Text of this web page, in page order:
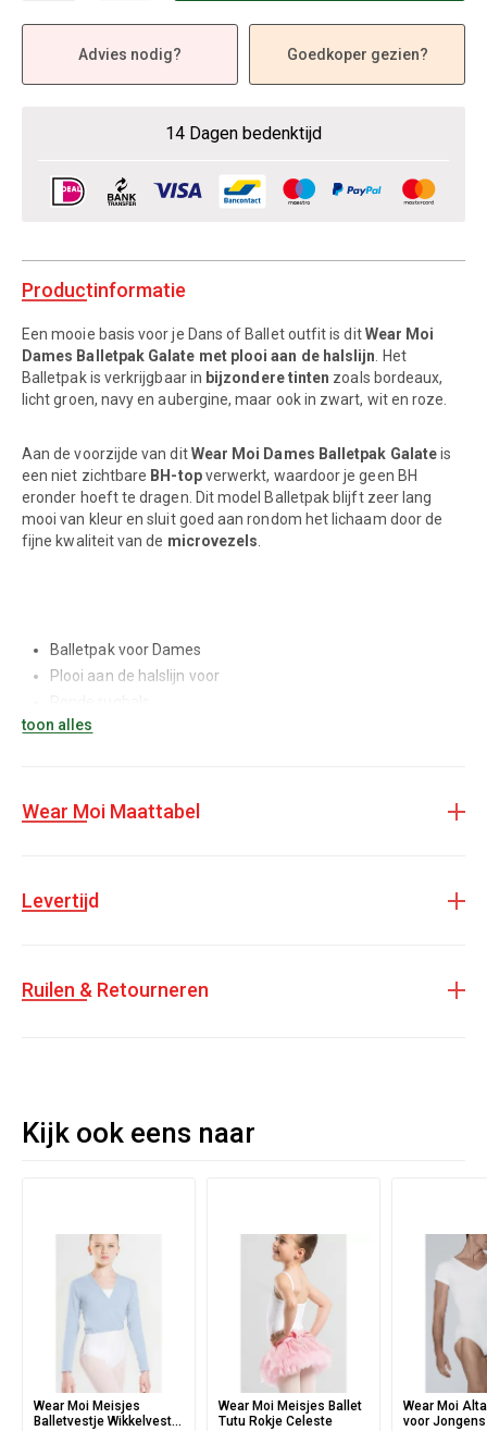
Advies nodig? Goedkoper gezien?
14 Dagen bedenktijd
Productinformatie
Een mooie basis voor je Dans of Ballet outfit is ditWear Moi
Dames Balletpak Galate met plooi aan de halslijn . Het
Balletpak is verkrijgbaar in bijzondere tinten zoals bordeaux,
licht groen, navy en aubergine, maar ook in zwart, wit en roze.
Aan de voorzijde van ditWear Moi Dames Balletpak Galateis
een niet zichtbare BH-topverwerkt, waardoor je geen BH
eronder hoeft te dragen. Dit model Balletpak blijft zeer lang
mooi van kleur en sluit goed aan rondom het lichaam door de
fijne kwaliteit van de microvezels
Balletpak voor Dames
Plooi aan de halslijn voor
Verkrijgbaar in bordeaux, licht groen, navy, aubergine, zwart,
Verkrijgbaar in een meisjes variant
Gemaakt van hoge kwaliteit microvezel
laten drogen
toon alles
Wear Moi Maattabel
Levertijd
Ruilen & Retourneren
Kijk ook eens naar
Wear Moi Meisjes
Balletvestje Wikkelvest
Wear Moi Meisjes Ballet
Tutu Rokje Celeste
Wear Moi
voor